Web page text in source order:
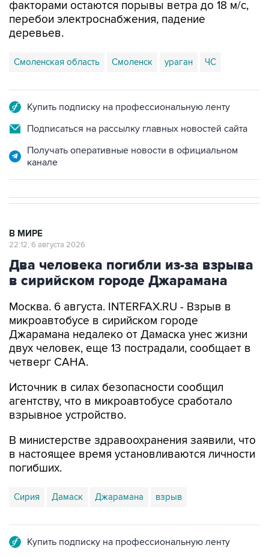
факторами остаются порывы ветра до 18 м/с,
перебои электроснабжения, падение
деревьев.
Смоленская область Смоленск ураган ЧС
Купить подписку на профессиональную ленту
Подписаться на рассылку главных новостей сайта
Получать оперативные новости в официальном
канале
В МИРЕ
22:12, 6 августа 2026
Два человека погибли из-за взрыва
в сирийском городе Джарамана
Москва. 6 августа. INTERFAX.RU - Взрыв в
микроавтобусе в сирийском городе
Джарамана недалеко от Дамаска унес жизни
двух человек, еще 13 пострадали, сообщает в
четверг САНА.
Источник в силах безопасности сообщил
агентству, что в микроавтобусе сработало
взрывное устройство.
В министерстве здравоохранения заявили, что
в настоящее время установливаются личности
погибших.
Сирия Дамаск Джарамана взрыв
Купить подписку на профессиональную ленту